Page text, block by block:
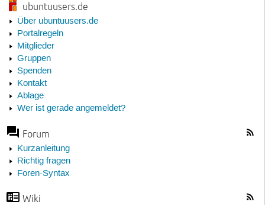
ubuntuusers.de
Über ubuntuusers.de
Portalregeln
Mitglieder
Gruppen
Spenden
Kontakt
Ablage
Wer ist gerade angemeldet?
Forum
Kurzanleitung
Richtig fragen
Foren-Syntax
Wiki